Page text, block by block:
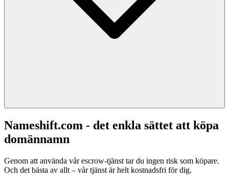
Nameshift.com - det enkla sättet att köpa
domännamn
Genom att använda vår escrow-tjänst tar du ingen risk som köpare.
Och det bästa av allt – vår tjänst är helt kostnadsfri för dig.